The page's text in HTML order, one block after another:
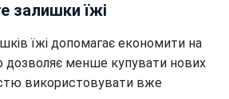
залишки їжі
їжі допомагає економити на
дозволяє менше купувати нових
використовувати вже